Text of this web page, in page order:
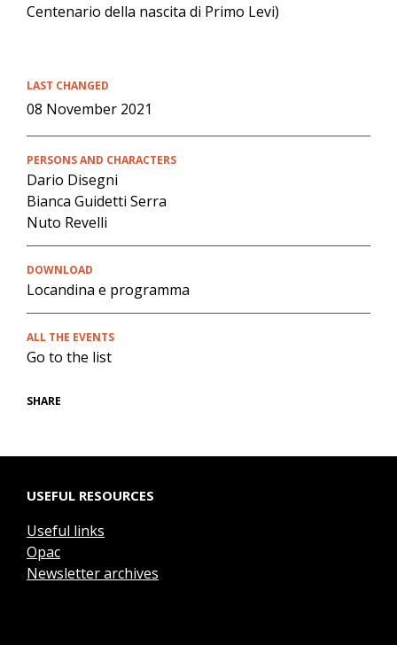
Centenario della nascita di Primo Levi)
LAST CHANGED
08 November 2021
PERSONS AND CHARACTERS
Dario Disegni
Bianca Guidetti Serra
Nuto Revelli
DOWNLOAD
Locandina e programma
ALL THE EVENTS
Go to the list
SHARE
USEFUL RESOURCES
Useful links
Opac
Newsletter archives